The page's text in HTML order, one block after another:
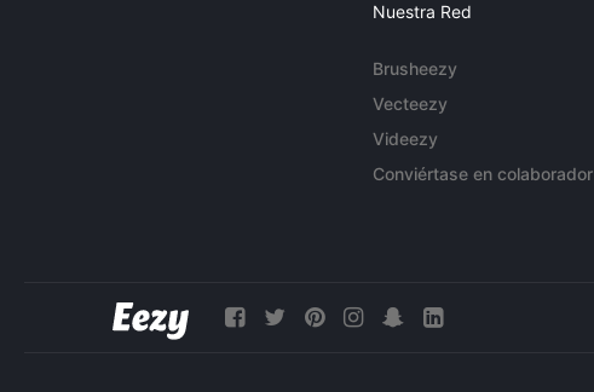
Nuestra Red
Brusheezy
Vecteezy
Videezy
Conviértase en colaborador